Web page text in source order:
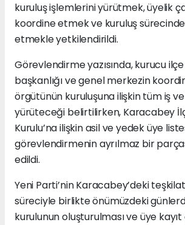
kuruluş işlemlerini yürütmek, üyelik
koordine etmek ve kuruluş
etmekle yetkilendirildi.
Görevlendirme yazısında, kurucu ilçe
başkanlığı ve genel merkezin
örgütünün kuruluşuna ilişkin tüm iş
yürüteceği belirtilirken, Karacabey
Kurulu’na ilişkin asil ve yedek üye
görevlendirmenin ayrılmaz bir
edildi.
Yeni Parti’nin Karacabey’deki
süreciyle birlikte önümüzdeki
kurulunun oluşturulması ve üye kayıt